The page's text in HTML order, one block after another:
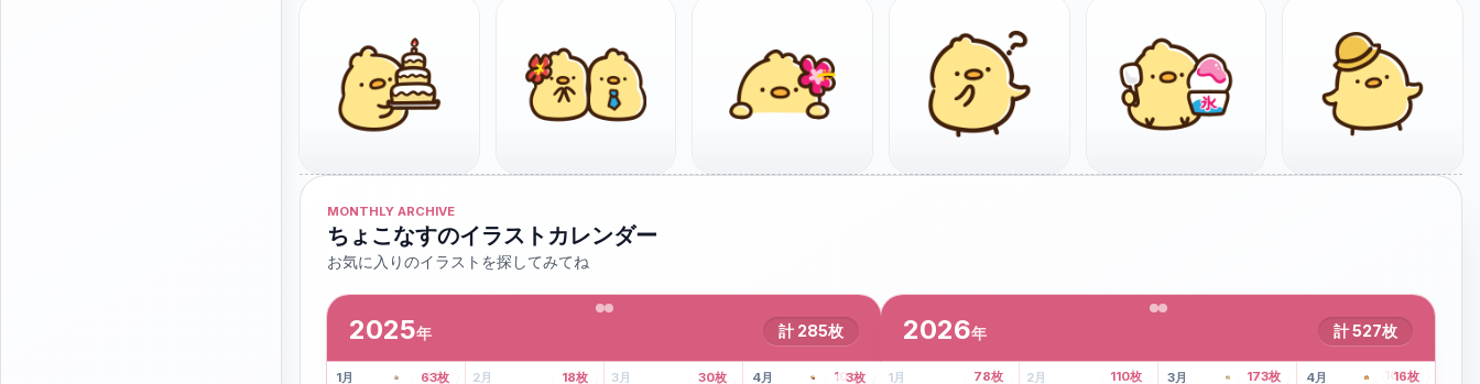
MONTHLY ARCHIVE
ちょこなすのイラストカレンダー
お気に入りのイラストを探してみてね
2025年 計 285枚
1月 2枚 2月 3月 4月 8枚
41枚 13枚 6枚 101枚
63枚 18枚 30枚 3枚
2026年 計527枚
1月 2月 3月 43枚 4月 107枚
78枚 110枚 173枚 16枚